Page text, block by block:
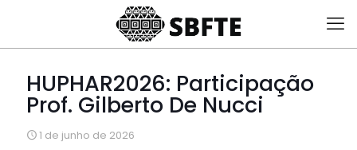
HUPHAR2026: Participação
Prof. Gilberto De Nucci
1 de junho de 2026